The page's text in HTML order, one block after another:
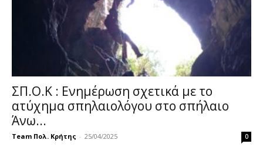
ΣΠ.Ο.Κ : Ενημέρωση σχετικά με το
ατύχημα σπηλαιολόγου στο σπήλαιο
Άνω...
Team Πολ. Κρήτης - 25/04/2025 0